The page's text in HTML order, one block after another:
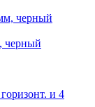
черный